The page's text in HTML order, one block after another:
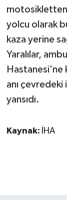
yolcu olarak
kaza yerine
Yaralılar,
Hastanesi'ne
anı çevredeki
yansıdı.
Kaynak: İHA
İş Dünyası
Kadın
KÜLTÜR
Otomobil